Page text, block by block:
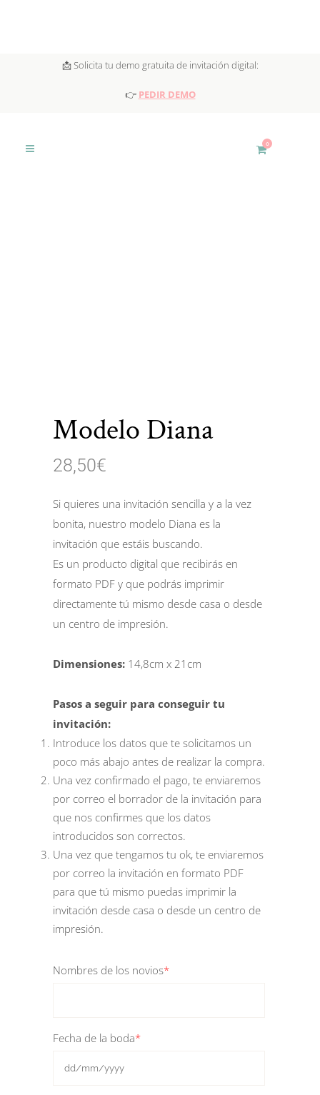
📩 Solicita tu demo gratuita de invitación digital:
👉 PEDIR DEMO
0
Modelo Diana
28,50€
Si quieres una invitación sencilla y a la vez
bonita, nuestro modelo Diana es la
invitación que estáis buscando.
Es un producto digital que recibirás en
formato PDF y que podrás imprimir
directamente tú mismo desde casa o desde
un centro de impresión.
Dimensiones: 14,8cm x 21cm
Pasos a seguir para conseguir tu
invitación:
Introduce los datos que te solicitamos un
poco más abajo antes de realizar la compra.
Una vez confirmado el pago, te enviaremos
por correo el borrador de la invitación para
que nos confirmes que los datos
introducidos son correctos.
Una vez que tengamos tu ok, te enviaremos
por correo la invitación en formato PDF
para que tú mismo puedas imprimir la
invitación desde casa o desde un centro de
impresión.
Nombres de los novios*
Fecha de la boda*